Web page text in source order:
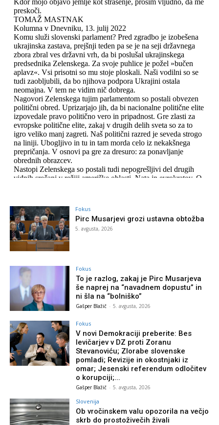
Fokus
Pirc Musarjevi grozi ustavna obtožba
5. avgusta, 2026
Fokus
To je razlog, zakaj je Pirc Musarjeva
še naprej na “navadnem dopustu” in
ni šla na “bolniško”
Gašper Blažič - 5. avgusta, 2026
Fokus
V novi Demokraciji preberite: Bes
levičarjev v DZ proti Zoranu
Stevanoviću; Zlorabe slovenske
pomladi; Revizije in okostnjaki iz
omar; Jesenski referendum odločitev
o korupciji;...
Gašper Blažič - 5. avgusta, 2026
Slovenija
Ob vročinskem valu opozorila na večjo
skrb do prostoživečih živali